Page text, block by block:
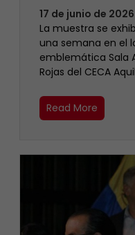
17 de junio de 2026
La muestra se
una semana en el
emblemática Sala
Rojas del CECA
Read More